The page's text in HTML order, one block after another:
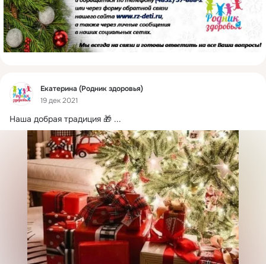
Фид
Екатерина (Родник здоровья)
19 дек 2021
Наша добрая традиция 🎁 ...